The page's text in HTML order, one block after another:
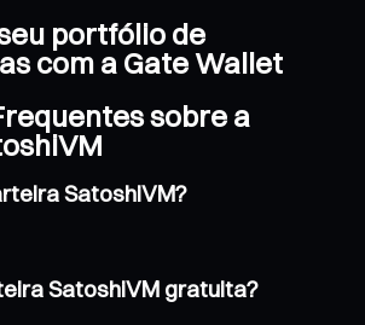
portfólio de
com a Gate Wallet
sobre a
SatoshiVM?
SatoshiVM gratuita?